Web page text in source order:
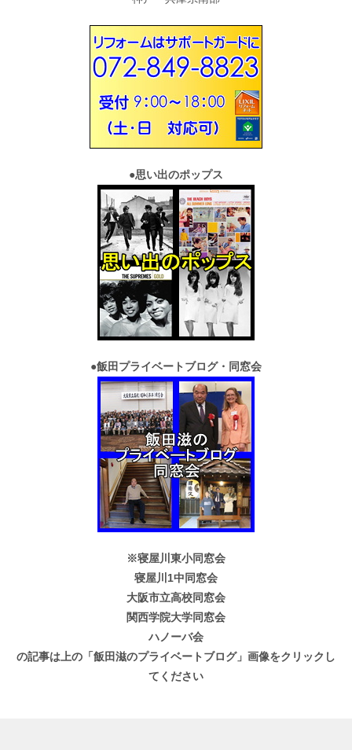
●思い出のポップス
●飯田プライベートブログ・同窓会
※寝屋川東小同窓会
寝屋川1中同窓会
大阪市立高校同窓会
関西学院大学同窓会
ハノーバ会
の記事は上の「飯田滋のプライベートブログ」画像をクリックし
てください